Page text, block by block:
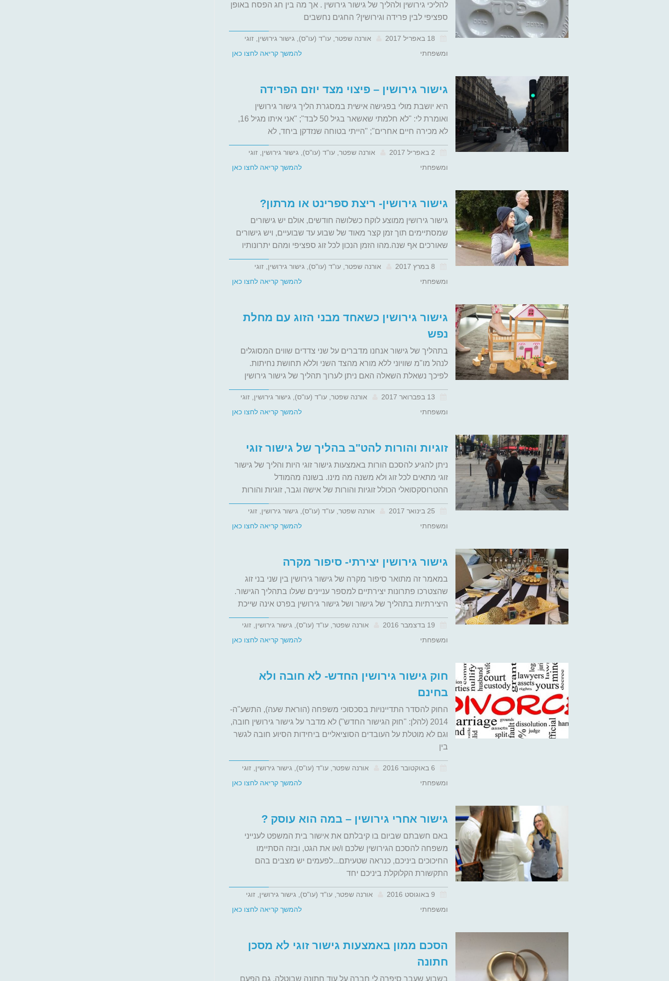
להליכי גירושין ולהליך של גישור גירושין . אך מה בין חג הפסח באופן
ספציפי לבין פרידה וגירושין? החגים נחשבים
אורנה שפטר, עו"ד (עו"ס), גישור גירושין, זוגי
ומשפחתי
להמשך קריאה לחצו כאן
גישור גירושין – פיצוי מצד יוזם הפרידה
היא יושבת מולי בפגישה אישית במסגרת הליך גישור גירושין
ואומרת לי: "לא חלמתי שאשאר בגיל 50 לבד"; "אני איתו מגיל 16,
לא מכירה חיים אחרים"; "הייתי בטוחה שנזדקן ביחד, לא
אורנה שפטר, עו"ד (עו"ס), גישור גירושין, זוגי
ומשפחתי
להמשך קריאה לחצו כאן
גישור גירושין- ריצת ספרינט או מרתון?
גישור גירושין ממוצע לוקח כשלושה חודשים, אולם יש גישורים
שמסתיימים תוך זמן קצר מאוד של שבוע עד שבועיים, ויש גישורים
שאורכים אף שנה.מהו הזמן הנכון לכל זוג ספציפי ומהם יתרונותיו
אורנה שפטר, עו"ד (עו"ס), גישור גירושין, זוגי
ומשפחתי
להמשך קריאה לחצו כאן
גישור גירושין כשאחד מבני הזוג עם מחלת
נפש
בתהליך של גישור אנחנו מדברים על שני צדדים שווים המסוגלים
לנהל מו"מ שוויוני ללא מורא מהצד השני וללא תחושת נחיתות.
לפיכך נשאלת השאלה האם ניתן לערוך תהליך של גישור גירושין
אורנה שפטר, עו"ד (עו"ס), גישור גירושין, זוגי
ומשפחתי
להמשך קריאה לחצו כאן
זוגיות והורות להט"ב בהליך של גישור זוגי
ניתן להגיע להסכם הורות באמצעות גישור זוגי היות והליך של גישור
זוגי מתאים לכל זוג ולא משנה מה מינו. בשונה מהמודל
ההטרוסקסואלי הכולל זוגיות והורות של אישה וגבר, זוגיות והורות
אורנה שפטר, עו"ד (עו"ס), גישור גירושין, זוגי
ומשפחתי
להמשך קריאה לחצו כאן
גישור גירושין יצירתי- סיפור מקרה
במאמר זה מתואר סיפור מקרה של גישור גירושין בין שני בני זוג
שהצטרכו פתרונות יצירתיים למספר עניינים שעלו בתהליך הגישור.
היצירתיות בתהליך של גישור ושל גישור גירושין בפרט אינה שייכת
אורנה שפטר, עו"ד (עו"ס), גישור גירושין, זוגי
ומשפחתי
להמשך קריאה לחצו כאן
חוק גישור גירושין החדש- לא חובה ולא
בחינם
החוק להסדר התדיינויות בסכסוכי משפחה (הוראת שעה), התשע"ה-
2014 (להלן: "חוק הגישור החדש") לא מדבר על גישור גירושין חובה,
וגם לא מוטלת על העובדים הסוציאליים ביחידות הסיוע חובה לגשר
בין
אורנה שפטר, עו"ד (עו"ס), גישור גירושין, זוגי
ומשפחתי
להמשך קריאה לחצו כאן
גישור אחרי גירושין – במה הוא עוסק ?
באם חשבתם שביום בו קיבלתם את אישור בית המשפט לענייני
משפחה להסכם הגירושין שלכם ו/או את הגט, ובזה הסתיימו
החיכוכים ביניכם, כנראה שטעיתם...לפעמים יש מצבים בהם
התקשורת הקלוקלת ביניכם יחד
אורנה שפטר, עו"ד (עו"ס), גישור גירושין, זוגי
ומשפחתי
להמשך קריאה לחצו כאן
הסכם ממון באמצעות גישור זוגי לא מסכן
חתונה
בשבוע שעבר סיפרה לי חברה על עוד חתונה שבוטלה. גם הפעם